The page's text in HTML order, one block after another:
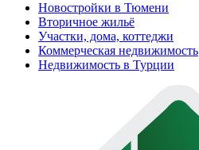
Новостройки в Тюмени
Вторичное жильё
Участки, дома, коттеджи
Коммерческая недвижимость
Недвижимость в Турции